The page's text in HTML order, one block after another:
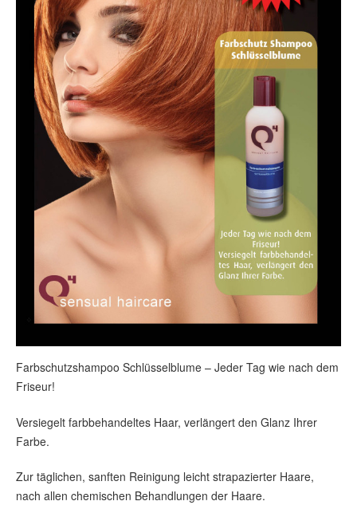
Farbschutzshampoo Schlüsselblume – Jeder Tag wie nach dem
Friseur!
Versiegelt farbbehandeltes Haar, verlängert den Glanz Ihrer
Farbe.
Zur täglichen, sanften Reinigung leicht strapazierter Haare,
nach allen chemischen Behandlungen der Haare.